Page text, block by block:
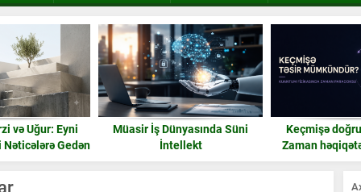
Süni
Keçmişə doğru təsir nədir?
Zaman həqiqətən geri işləyə
Frekansı
Teslanın enerji